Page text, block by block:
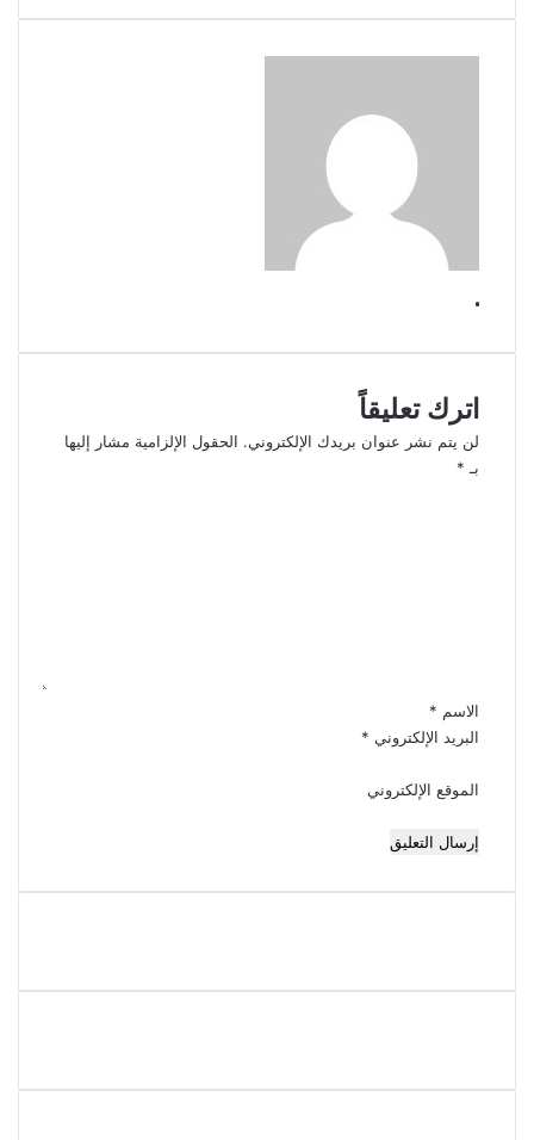
.
اترك تعليقاً
لن يتم نشر عنوان بريدك الإلكتروني. الحقول الإلزامية مشار إليها
بـ *
الاسم *
البريد الإلكتروني *
الموقع الإلكتروني